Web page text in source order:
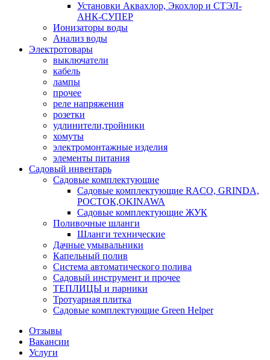
Установки Аквахлор, Экохлор и СТЭЛ-
АНК-СУПЕР
Ионизаторы воды
Анализ воды
Электротовары
выключатели
кабель
лампы
прочее
реле напряжения
розетки
удлинители,тройники
хомуты
электромонтажные изделия
элементы питания
Садовый инвентарь
Садовые комплектующие
Садовые комплектующие RACO, GRINDA,
РОСТОК,OKINAWA
Садовые комплектующие ЖУК
Поливочные шланги
Шланги технические
Дачные умывальники
Капельный полив
Система автоматического полива
Садовый инструмент и прочее
ТЕПЛИЦЫ и парники
Тротуарная плитка
Садовые комплектующие Green Helper
Отзывы
Вакансии
Услуги